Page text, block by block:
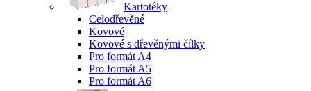
Kartotéky
Celodřevěné
Kovové
Kovové s dřevěnými čílky
Pro formát A4
Pro formát A5
Pro formát A6